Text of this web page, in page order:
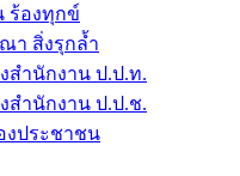
ร้องทุกข์
า สิ่งรุกล้ำ
สำนักงาน ป.ป.ท.
สำนักงาน ป.ป.ช.
งประชาชน